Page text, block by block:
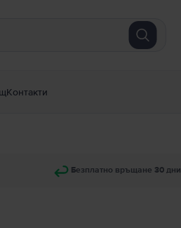
Контакти
Безплатно връщане 30 дни